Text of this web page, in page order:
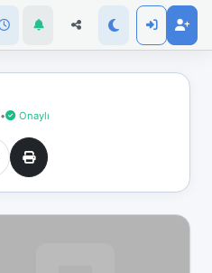
• Onaylı